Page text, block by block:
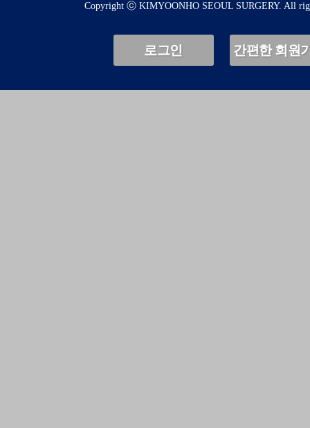
Copyright ⓒ KIMYOONHO SEOUL SURGERY. All
로그인 간편한 회원